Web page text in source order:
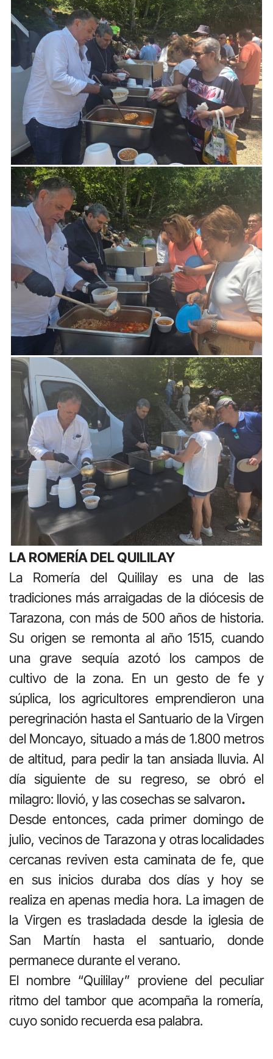
LA ROMERÍA DEL QUILILAY
La Romería del Quililay es una de las
tradiciones más arraigadas de la diócesis de
Tarazona, con más de 500 años de historia.
Su origen se remonta al año 1515, cuando
una grave sequía azotó los campos de
cultivo de la zona. En un gesto de fe y
súplica, los agricultores emprendieron una
peregrinación hasta el Santuario de la Virgen
del Moncayo, situado a más de 1.800 metros
de altitud, para pedir la tan ansiada lluvia. Al
día siguiente de su regreso, se obró el
milagro: llovió, y las cosechas se salvaron.
Desde entonces, cada primer domingo de
julio, vecinos de Tarazona y otras localidades
cercanas reviven esta caminata de fe, que
en sus inicios duraba dos días y hoy se
realiza en apenas media hora. La imagen de
la Virgen es trasladada desde la iglesia de
San Martín hasta el santuario, donde
permanece durante el verano.
El nombre “Quililay” proviene del peculiar
ritmo del tambor que acompaña la romería,
cuyo sonido recuerda esa palabra.